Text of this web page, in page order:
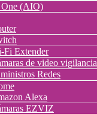
(AIO)
Fi Extender
de video vigilancia
Redes
Alexa
EZVIZ